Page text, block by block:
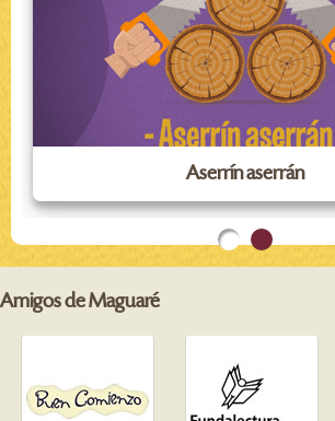
Aserrín aserrán
Amigos de Maguaré